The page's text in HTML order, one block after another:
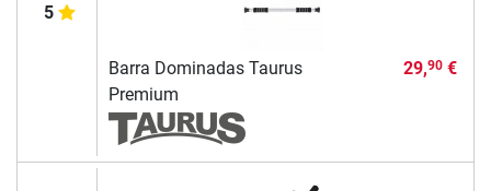
5
Barra Dominadas Taurus
Premium
29,90€